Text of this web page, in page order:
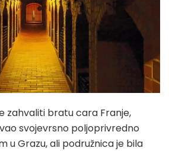
zahvaliti bratu cara Franje,
svojevrsno poljoprivredno
u Grazu, ali podružnica je bila